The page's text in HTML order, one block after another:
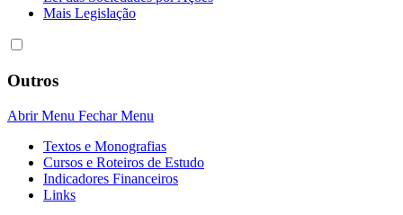
Mais Legislação
Outros
Abrir Menu Fechar Menu
Textos e Monografias
Cursos e Roteiros de Estudo
Indicadores Financeiros
Links